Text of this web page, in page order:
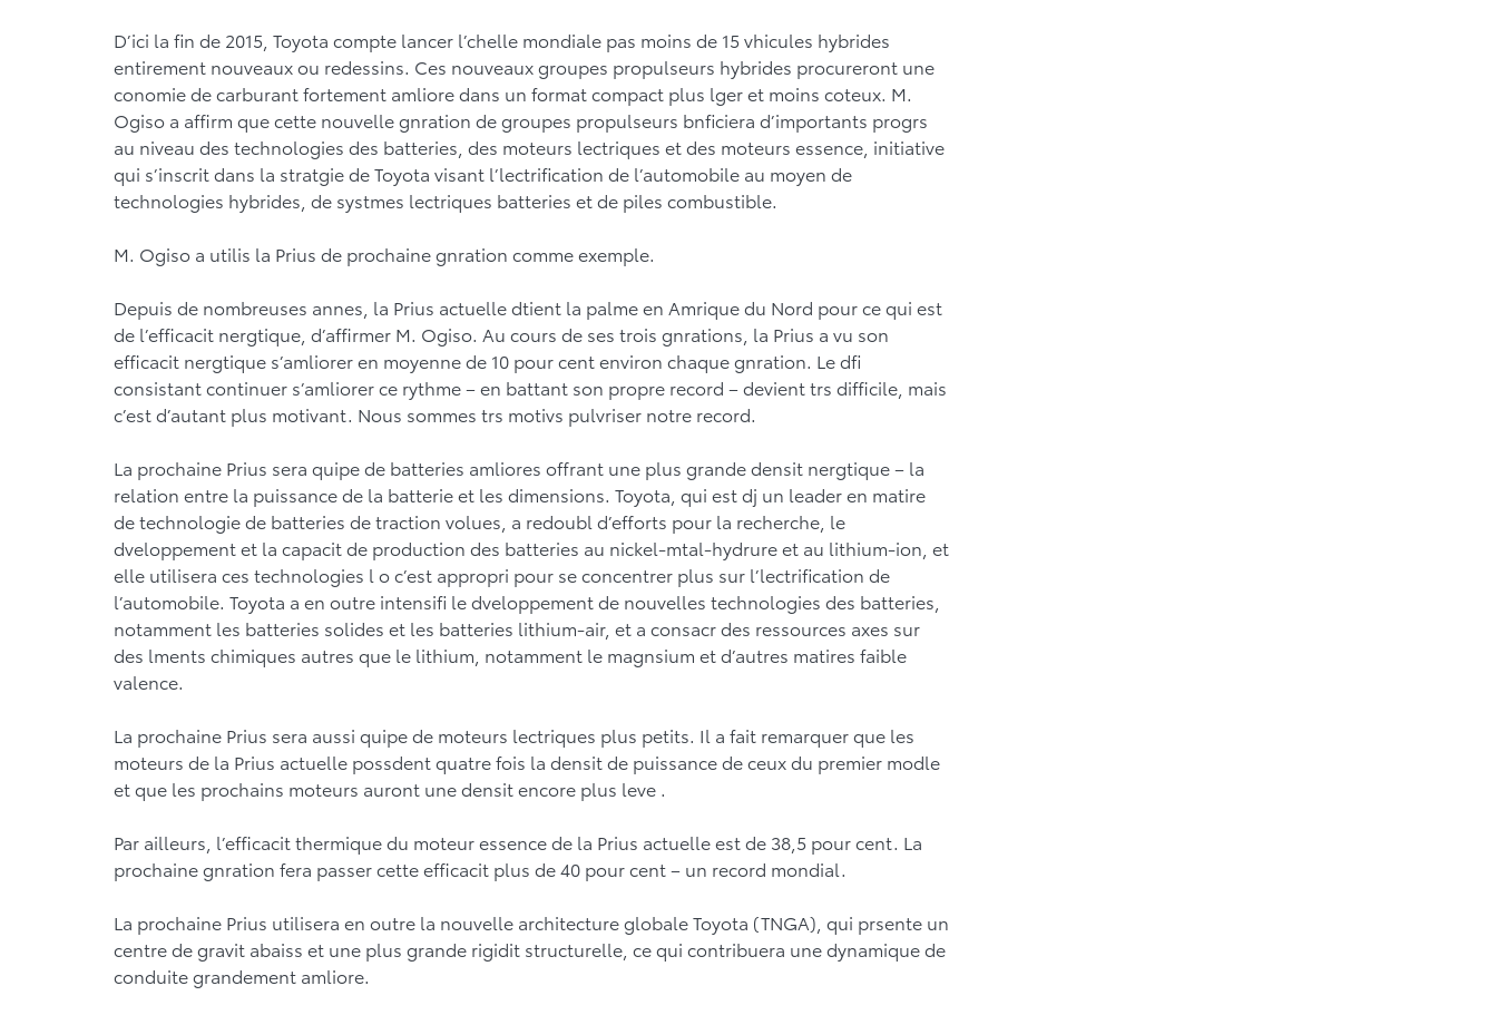
D’ici la fin de 2015, Toyota compte lancer l’chelle mondiale pas moins de 15 vhicules hybrides
entirement nouveaux ou redessins. Ces nouveaux groupes propulseurs hybrides procureront une
conomie de carburant fortement amliore dans un format compact plus lger et moins coteux. M.
Ogiso a affirm que cette nouvelle gnration de groupes propulseurs bnficiera d’importants progrs
au niveau des technologies des batteries, des moteurs lectriques et des moteurs essence, initiative
qui s’inscrit dans la stratgie de Toyota visant l’lectrification de l’automobile au moyen de
technologies hybrides, de systmes lectriques batteries et de piles combustible.
M. Ogiso a utilis la Prius de prochaine gnration comme exemple.
Depuis de nombreuses annes, la Prius actuelle dtient la palme en Amrique du Nord pour ce qui est
de l’efficacit nergtique, d’affirmer M. Ogiso. Au cours de ses trois gnrations, la Prius a vu son
efficacit nergtique s’amliorer en moyenne de 10 pour cent environ chaque gnration. Le dfi
consistant continuer s’amliorer ce rythme – en battant son propre record – devient trs difficile, mais
c’est d’autant plus motivant. Nous sommes trs motivs pulvriser notre record.
La prochaine Prius sera quipe de batteries amliores offrant une plus grande densit nergtique – la
relation entre la puissance de la batterie et les dimensions. Toyota, qui est dj un leader en matire
de technologie de batteries de traction volues, a redoubl d’efforts pour la recherche, le
dveloppement et la capacit de production des batteries au nickel-mtal-hydrure et au lithium-ion, et
elle utilisera ces technologies l o c’est appropri pour se concentrer plus sur l’lectrification de
l’automobile. Toyota a en outre intensifi le dveloppement de nouvelles technologies des batteries,
notamment les batteries solides et les batteries lithium-air, et a consacr des ressources axes sur
des lments chimiques autres que le lithium, notamment le magnsium et d’autres matires faible
valence.
La prochaine Prius sera aussi quipe de moteurs lectriques plus petits. Il a fait remarquer que les
moteurs de la Prius actuelle possdent quatre fois la densit de puissance de ceux du premier modle
et que les prochains moteurs auront une densit encore plus leve .
Par ailleurs, l’efficacit thermique du moteur essence de la Prius actuelle est de 38,5 pour cent. La
prochaine gnration fera passer cette efficacit plus de 40 pour cent – un record mondial.
La prochaine Prius utilisera en outre la nouvelle architecture globale Toyota (TNGA), qui prsente un
centre de gravit abaiss et une plus grande rigidit structurelle, ce qui contribuera une dynamique de
conduite grandement amliore.